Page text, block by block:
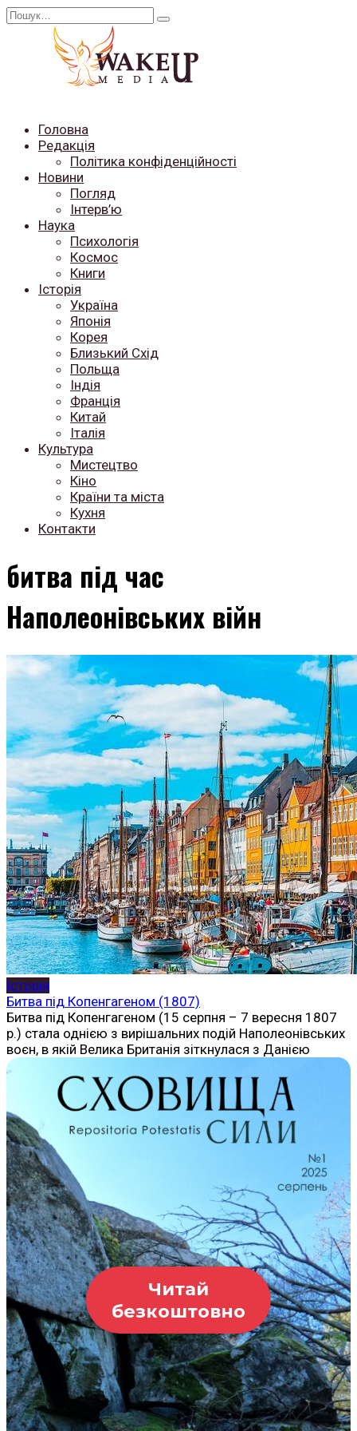
Перейти
Search
Головна
Редакція
Політика конфіденційності
Новини
Погляд
Інтерв’ю
Наука
Психологія
Космос
Книги
Історія
Україна
Японія
Корея
Близький Схід
Польща
Індія
Франція
Китай
Італія
Культура
Мистецтво
Кіно
Країни та міста
Кухня
Контакти
битва під час
Наполеонівських війн
Історія
Битва під Копенгагеном (1807)
Битва під Копенгагеном (15 серпня – 7 вересня 1807
р.) стала однією з вирішальних подій Наполеонівських
воєн, в якій Велика Британія зіткнулася з Данією
Читай
безкоштовно